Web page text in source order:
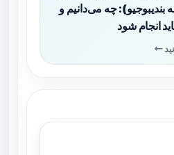
بندیبوجیو): چه می‌دانیم و
انجام شود